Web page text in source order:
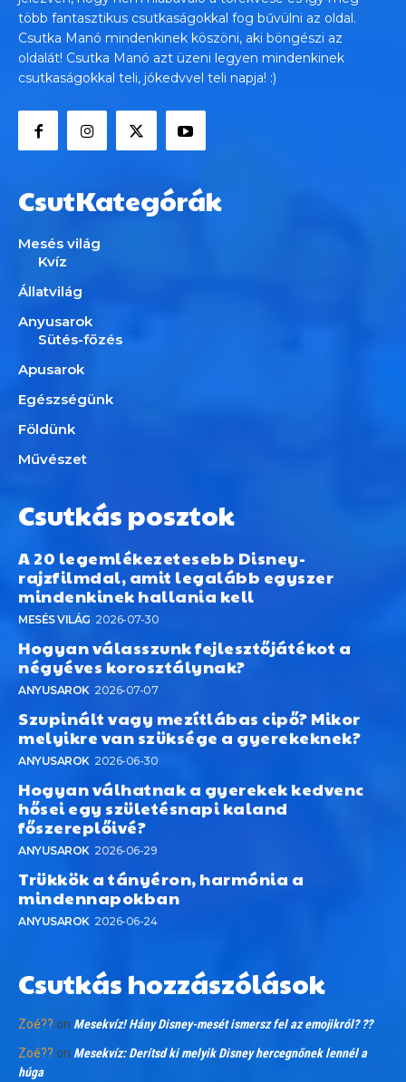
több fantasztikus csutkaságokkal fog bűvülni az oldal.
Csutka Manó mindenkinek köszöni, aki böngészi az
oldalát! Csutka Manó azt üzeni legyen mindenkinek
csutkaságokkal teli, jókedvvel teli napja! :)
CsutKategórák
Mesés világ
Kvíz
Állatvilág
Anyusarok
Sütés-főzés
Apusarok
Egészségünk
Földünk
Művészet
Csutkás posztok
A 20 legemlékezetesebb Disney-
rajzfilmdal, amit legalább egyszer
mindenkinek hallania kell
MESÉS VILÁG 2026-07-30
Hogyan válasszunk fejlesztőjátékot a
négyéves korosztálynak?
ANYUSAROK 2026-07-07
Szupinált vagy mezítlábas cipő? Mikor
melyikre van szüksége a gyerekeknek?
ANYUSAROK 2026-06-30
Hogyan válhatnak a gyerekek kedvenc
hősei egy születésnapi kaland
főszereplőivé?
ANYUSAROK 2026-06-29
Trükkök a tányéron, harmónia a
mindennapokban
ANYUSAROK 2026-06-24
Csutkás hozzászólások
Zoé?? on Mesekvíz! Hány Disney-mesét ismersz fel az emojikról? ??
Zoé?? on Mesekvíz: Derítsd ki melyik Disney hercegnőnek lennél a
húga